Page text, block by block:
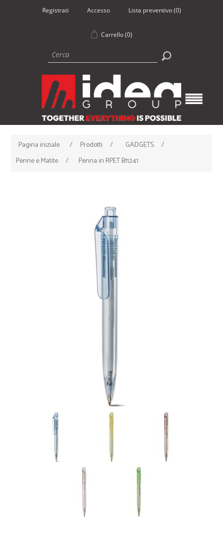
Registrati Accesso Lista preventivo (0)
Carrello (0)
Pagina iniziale / Prodotti / GADGETS
/
Penne e Matite
/ Penna in RPET B11241